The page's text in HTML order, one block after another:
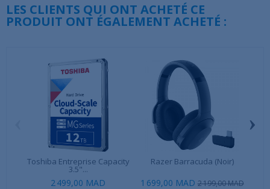
LES CLIENTS QUI ONT ACHETÉ CE
PRODUIT ONT ÉGALEMENT ACHETÉ :
Toshiba Entreprise Capacity
3.5"...
2 499,00 MAD
Razer Barracuda (Noir)
1 699,00 MAD 2 199,00 MAD
›